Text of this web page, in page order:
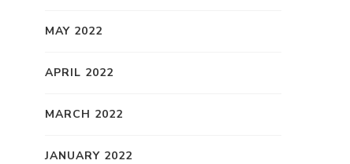
MAY 2022
APRIL 2022
MARCH 2022
JANUARY 2022